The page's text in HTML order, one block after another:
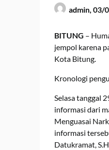
admin, 03/
BITUNG –
jempol karena
Kota Bitung.
Kronologi
Selasa tanggal
informasi dari
Menguasai
informasi
Datukramat,